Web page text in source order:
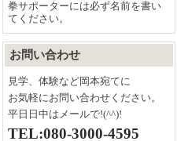
拳サポーターには必ず名前を書い
てください。
お問い合わせ
見学、体験など岡本宛てに
お気軽にお問い合わせください。
平日日中はメールで!(^^)!
TEL:080-3000-4595